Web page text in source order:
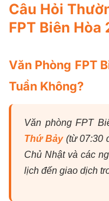
Câu Hỏi
FPT Biên Hòa
Văn Phòng FPT
Tuần Không?
Văn phòng FPT
Thứ Bảy(từ 07:30
Chủ Nhật và các
lịch đến giao dịch